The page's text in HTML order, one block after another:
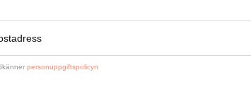
personuppgiftspolicyn